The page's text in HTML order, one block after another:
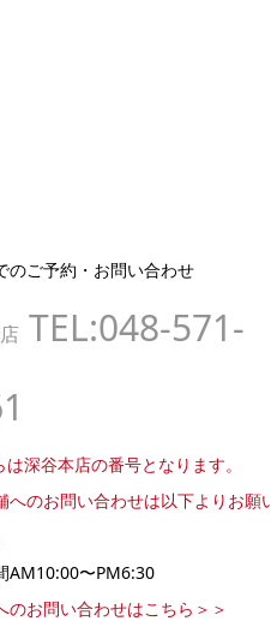
のご予約・お問い合わせ
TEL:048-571-
深谷本店の番号となります。
へのお問い合わせは以下よりお願
AM10:00〜PM6:30
のお問い合わせはこちら＞＞